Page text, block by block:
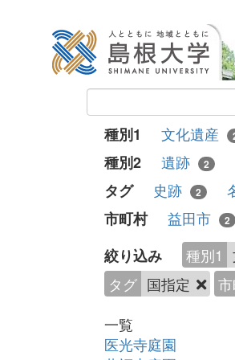
種別1 文化遺産
種別2 遺跡 2
タグ 史跡 2
市町村 益田市 2
絞り込み 種別1
タグ 国指定
一覧
医光寺庭園